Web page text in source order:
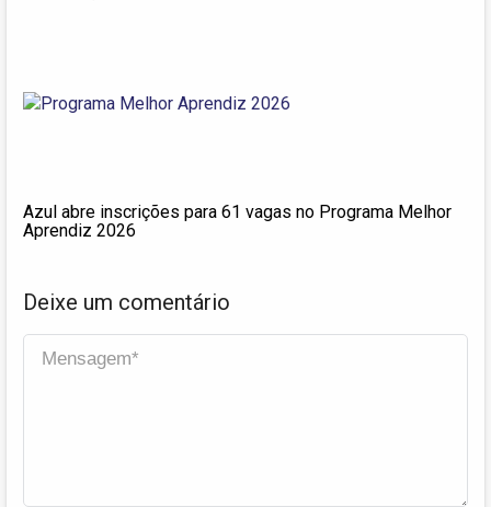
Azul abre inscrições para 61 vagas no Programa Melhor
Aprendiz 2026
Deixe um comentário